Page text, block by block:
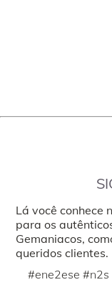
Lá você conhece
para os
Gemaniacos,
queridos clientes.
#ene2ese